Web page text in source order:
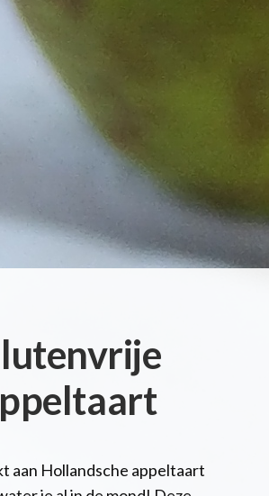
aan Hollandsche appeltaart